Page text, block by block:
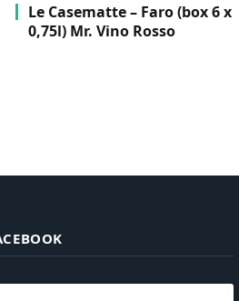
Le Casematte – Faro (box 6 x
0,75l) Mr. Vino Rosso